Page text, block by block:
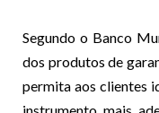
Segundo o Banco
dos produtos de
permita aos clientes